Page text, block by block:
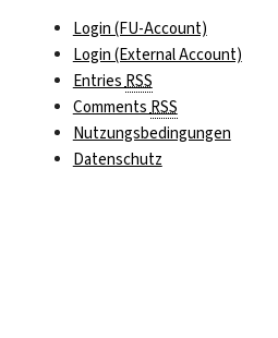
Login (FU-Account)
Login (External Account)
EntriesRSS
CommentsRSS
Nutzungsbedingungen
Datenschutz